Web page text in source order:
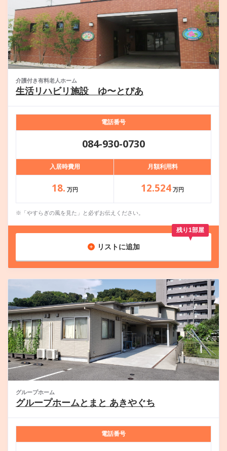
介護付き有料老人ホーム
生活リハビリ施設 ゆ〜とぴあ
電話番号
084-930-0730
入居時費用 月額利用料
18. 万円 12.524 万円
※「やすらぎの風を見た」と必ずお伝えください。
リストに追加
残り1部屋
グループホーム
グループホームとまと あきやぐち
電話番号